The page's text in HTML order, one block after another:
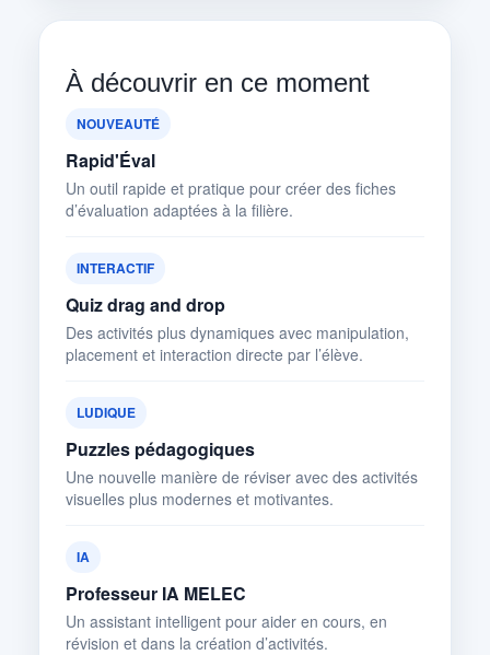
À découvrir en ce moment
NOUVEAUTÉ
Rapid'Éval
Un outil rapide et pratique pour créer des fiches
d’évaluation adaptées à la filière.
INTERACTIF
Quiz drag and drop
Des activités plus dynamiques avec manipulation,
placement et interaction directe par l’élève.
LUDIQUE
Puzzles pédagogiques
Une nouvelle manière de réviser avec des activités
visuelles plus modernes et motivantes.
IA
Professeur IA MELEC
Un assistant intelligent pour aider en cours, en
révision et dans la création d’activités.